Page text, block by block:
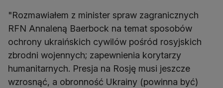
"Rozmawiałem z minister spraw zagranicznych
RFN Annaleną Baerbock na temat sposobów
ochrony ukraińskich cywilów pośród rosyjskich
zbrodni wojennych; zapewnienia korytarzy
humanitarnych. Presja na Rosję musi jeszcze
wzrosnąć, a obronność Ukrainy (powinna być)